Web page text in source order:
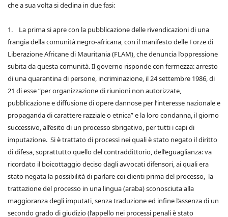
che a sua volta si declina in due fasi:
1. La prima si apre con la pubblicazione delle rivendicazioni di una
frangia della comunità negro-africana, con il manifesto delle Forze di
Liberazione Africane di Mauritania (FLAM), che denuncia l’oppressione
subita da questa comunità. Il governo risponde con fermezza: arresto
di una quarantina di persone, incriminazione, il 24 settembre 1986, di
21 di esse “per organizzazione di riunioni non autorizzate,
pubblicazione e diffusione di opere dannose per l’interesse nazionale e
propaganda di carattere razziale o etnica” e la loro condanna, il giorno
successivo, all’esito di un processo sbrigativo, per tutti i capi di
imputazione. Si è trattato di processi nei quali è stato negato il diritto
di difesa, soprattutto quello del contraddittorio, dell’eguaglianza: va
ricordato il boicottaggio deciso dagli avvocati difensori, ai quali era
stato negata la possibilità di parlare coi clienti prima del processo, la
trattazione del processo in una lingua (araba) sconosciuta alla
maggioranza degli imputati, senza traduzione ed infine l’assenza di un
secondo grado di giudizio (l’appello nei processi penali è stato